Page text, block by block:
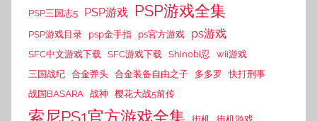
PSP三国志5 PSP游戏 PSP游戏全集
PSP游戏目录 psp金手指 ps官方游戏 ps游戏
SFC中文游戏下载 SFC游戏下载 Shinobi忍
wii游戏
三国战纪 合金弹头 合金装备自由之子 多多罗
快打刑事
战国BASARA 战神 樱花大战5前传
索尼PS1官方游戏全集